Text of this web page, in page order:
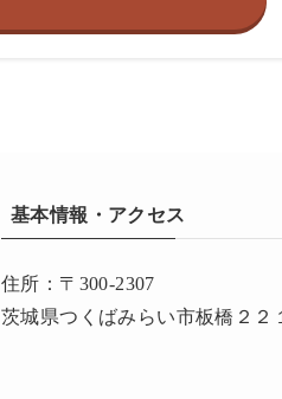
基本情報・アクセス
住所：〒300-2307
茨城県つくばみらい市板橋２２